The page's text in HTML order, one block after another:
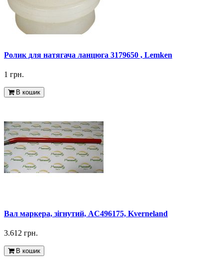
Ролик для натягача ланцюга 3179650 , Lemken
1 грн.
В кошик
Вал маркера, зігнутий, AC496175, Kverneland
3.612 грн.
В кошик